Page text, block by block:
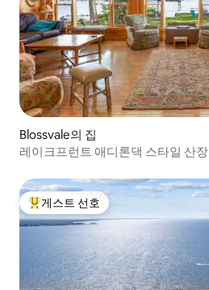
Blossvale의 집
레이크프런트 애디론댁 스타일 산장
상위 게스트 선호
게스트 선호